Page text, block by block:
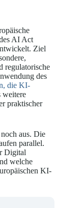
AI Act
Ziel
regulatorische
des
die KI-
weitere
praktischer
aus. Die
parallel.
Digital
welche
KI-